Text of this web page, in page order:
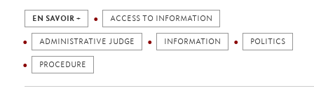
EN SAVOIR + ACCESS TO INFORMATION
ADMINISTRATIVE JUDGE INFORMATION POLITICS
PROCEDURE